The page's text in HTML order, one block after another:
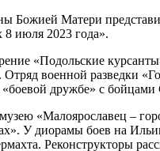
Матери
июля 2023 года».
«Подольские
военной разведки
«боевой дружбе» с
«Малоярославец –
У диорамы боев на
Реконструкторы